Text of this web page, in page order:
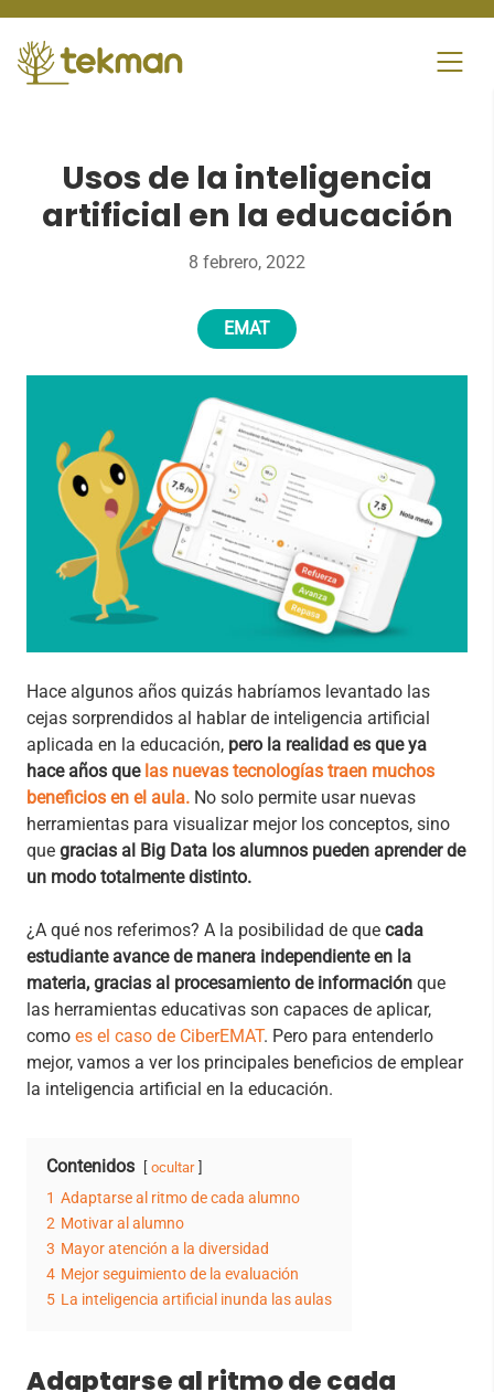
content
Usos de la inteligencia
artificial en la educación
8 febrero, 2022
EMAT
Hace algunos años quizás habríamos levantado las
cejas sorprendidos al hablar de inteligencia artificial
aplicada en la educación, pero la realidad es que ya
hace años quelas nuevas tecnologías traen muchos
beneficios en el aula. No solo permite usar nuevas
herramientas para visualizar mejor los conceptos, sino
que gracias al Big Data los alumnos pueden aprender de
un modo totalmente distinto.
¿A qué nos referimos? A la posibilidad de que cada
estudiante avance de manera independiente en la
materia, gracias al procesamiento de información que
las herramientas educativas son capaces de aplicar,
como es el caso de CiberEMAT. Pero para entenderlo
mejor, vamos a ver los principales beneficios de emplear
la inteligencia artificial en la educación.
Contenidos ocultar
1 Adaptarse al ritmo de cada alumno
2 Motivar al alumno
3 Mayor atención a la diversidad
4 Mejor seguimiento de la evaluación
5 La inteligencia artificial inunda las aulas
Adaptarse al ritmo de cada